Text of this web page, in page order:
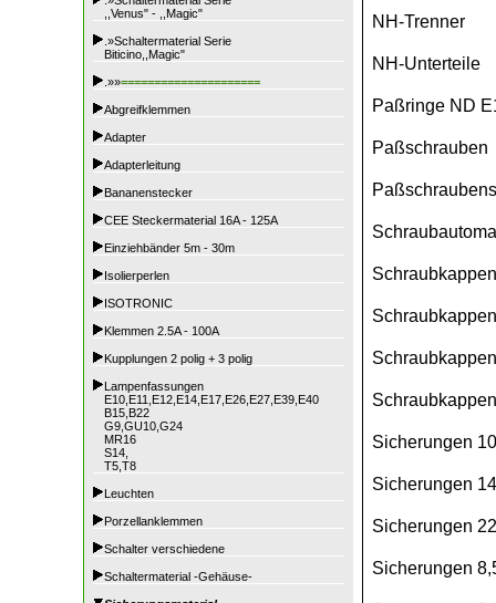
,,Venus" - ,,Magic"
.»Schaltermaterial Serie
Biticino,,Magic"
.»»=====================
Abgreifklemmen
Adapter
Adapterleitung
Bananenstecker
CEE Steckermaterial 16A - 125A
Einziehbänder 5m - 30m
Isolierperlen
ISOTRONIC
Klemmen 2.5A - 100A
Kupplungen 2 polig + 3 polig
Lampenfassungen
E10,E11,E12,E14,E17,E26,E27,E39,E40
B15,B22
G9,GU10,G24
MR16
S14,
T5,T8
Leuchten
Porzellanklemmen
Schalter verschiedene
Schaltermaterial -Gehäuse-
NH-Trenner
NH-Unterteile
Paßringe ND
Paßschrauben
Sicherungen
Sicherungen
Sicherungen
Sicherungen